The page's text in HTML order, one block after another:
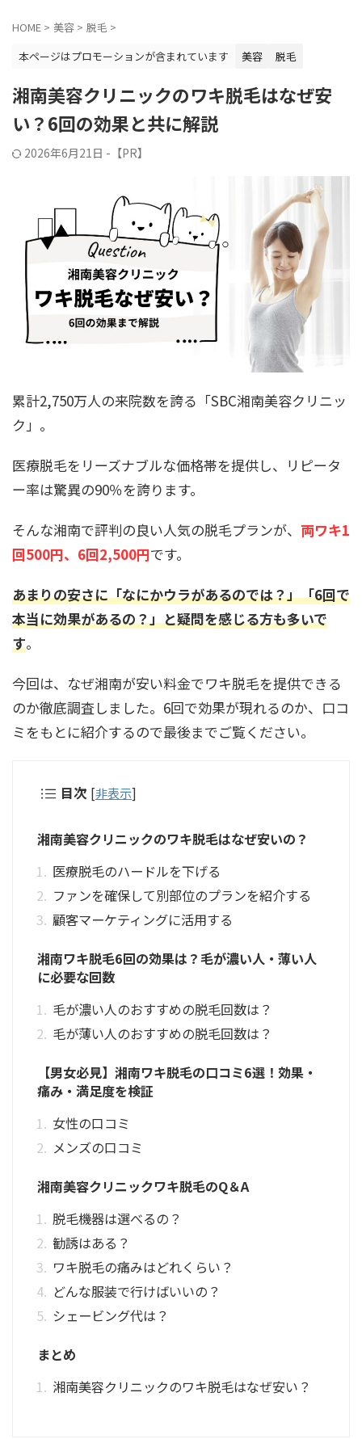
HOME > 美容 > 脱毛 >
本ページはプロモーションが含まれています
美容 脱毛
湘南美容クリニックのワキ脱毛はなぜ安
い？6回の効果と共に解説
2026年6月21日
累計2,750万人の来院数を誇る「SBC湘南美容クリニッ
ク」。
医療脱毛をリーズナブルな価格帯を提供し、リピータ
ー率は驚異の90％を誇ります。
そんな湘南で評判の良い人気の脱毛プランが、 両ワキ1
回500円、6回2,500円です。
あまりの安さに「なにかウラがあるのでは？」「6回で
本当に効果があるの？」と疑問を感じる方も多いで
す。
今回は、なぜ湘南が安い料金でワキ脱毛を提供できる
のか徹底調査しました。6回で効果が現れるのか、口コ
ミをもとに紹介するので最後までご覧ください。
目次 [非表示]
湘南美容クリニックのワキ脱毛はなぜ安いの？
医療脱毛のハードルを下げる
ファンを確保して別部位のプランを紹介する
顧客マーケティングに活用する
湘南ワキ脱毛6回の効果は？毛が濃い人・薄い人
に必要な回数
毛が濃い人のおすすめの脱毛回数は？
毛が薄い人のおすすめの脱毛回数は？
【男女必見】湘南ワキ脱毛の口コミ6選！効果・
痛み・満足度を検証
女性の口コミ
メンズの口コミ
湘南美容クリニックワキ脱毛のQ＆A
脱毛機器は選べるの？
勧誘はある？
ワキ脱毛の痛みはどれくらい？
どんな服装で行けばいいの？
シェービング代は？
まとめ
湘南美容クリニックのワキ脱毛はなぜ安い？